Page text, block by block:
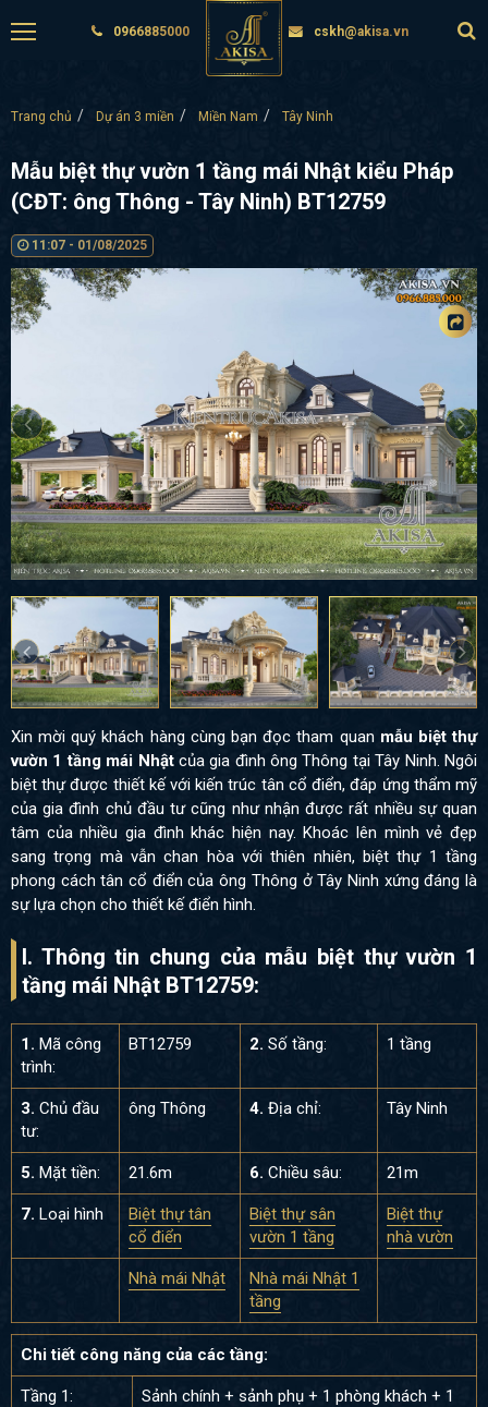
0966885000 cskh@akisa.vn
Trang chủ Dự án 3 miền Miền Nam Tây Ninh
Mẫu biệt thự vườn 1 tầng mái Nhật kiểu Pháp
(CĐT: ông Thông - Tây Ninh) BT12759
11:07 - 01/08/2025
Xin mời quý khách hàng cùng bạn đọc tham quan mẫu biệt thự
vườn 1 tầng mái Nhậtcủa gia đình ông Thông tại Tây Ninh. Ngôi
biệt thự được thiết kế với kiến trúc tân cổ điển, đáp ứng thẩm mỹ
của gia đình chủ đầu tư cũng như nhận được rất nhiều sự quan
tâm của nhiều gia đình khác hiện nay. Khoác lên mình vẻ đẹp
sang trọng mà vẫn chan hòa với thiên nhiên, biệt thự 1 tầng
phong cách tân cổ điển của ông Thông ở Tây Ninh xứng đáng là
sự lựa chọn cho thiết kế điển hình.
I. Thông tin chung của mẫu biệt thự vườn 1
tầng mái Nhật BT12759:
1. Mã công
trình:
BT12759 2. Số tầng: 1 tầng
3. Chủ đầu
tư:
ông Thông 4. Địa chỉ: Tây Ninh
5. Mặt tiền: 21.6m 6. Chiều sâu: 21m
7. Loại hình
Biệt thự tân
cổ điển
Biệt thự sân
vườn 1 tầng
Biệt thự
nhà vườn
Nhà mái Nhật
Nhà mái Nhật 1
tầng
Chi tiết công năng của các tầng:
Tầng 1:
Sảnh chính + sảnh phụ + 1 phòng khách + 1